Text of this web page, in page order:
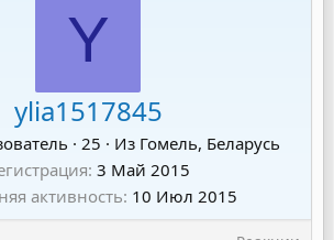
Y
ylia1517845
· 25 · Из Гомель, Беларусь
3 Май 2015
активность 10 Июл 2015